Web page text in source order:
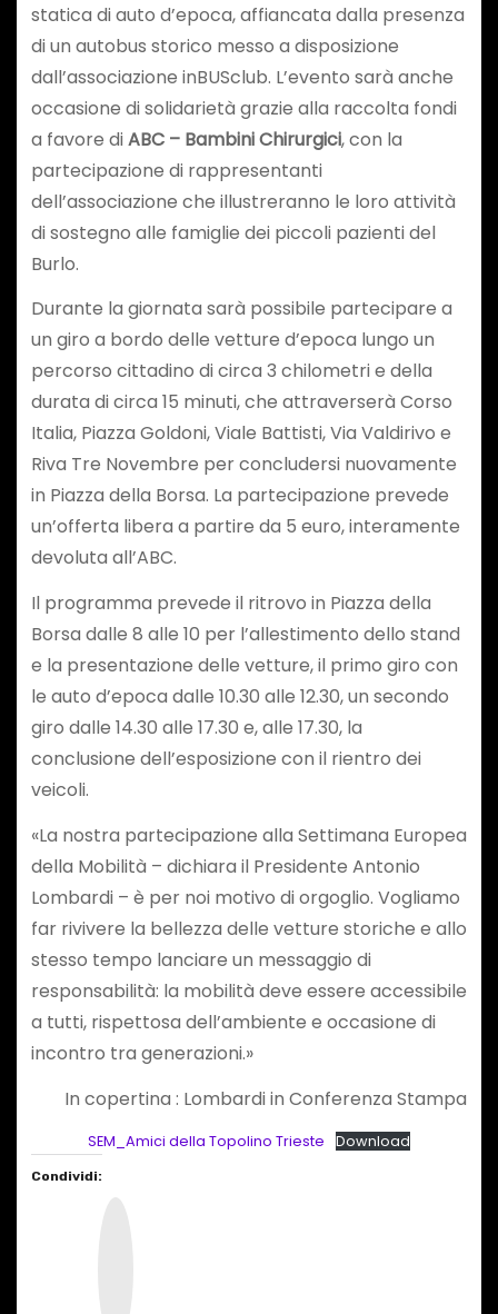
statica di auto d’epoca, affiancata dalla presenza
di un autobus storico messo a disposizione
dall’associazione inBUSclub. L’evento sarà anche
occasione di solidarietà grazie alla raccolta fondi
a favore diABC – Bambini Chirurgici, con la
partecipazione di rappresentanti
dell’associazione che illustreranno le loro attività
di sostegno alle famiglie dei piccoli pazienti del
Burlo.
Durante la giornata sarà possibile partecipare a
un giro a bordo delle vetture d’epoca lungo un
percorso cittadino di circa 3 chilometri e della
durata di circa 15 minuti, che attraverserà Corso
Italia, Piazza Goldoni, Viale Battisti, Via Valdirivo e
Riva Tre Novembre per concludersi nuovamente
in Piazza della Borsa. La partecipazione prevede
un’offerta libera a partire da 5 euro, interamente
devoluta all’ABC.
Il programma prevede il ritrovo in Piazza della
Borsa dalle 8 alle 10 per l’allestimento dello stand
e la presentazione delle vetture, il primo giro con
le auto d’epoca dalle 10.30 alle 12.30, un secondo
giro dalle 14.30 alle 17.30 e, alle 17.30, la
conclusione dell’esposizione con il rientro dei
veicoli.
«La nostra partecipazione alla Settimana Europea
della Mobilità – dichiara il Presidente Antonio
Lombardi – è per noi motivo di orgoglio. Vogliamo
far rivivere la bellezza delle vetture storiche e allo
stesso tempo lanciare un messaggio di
responsabilità: la mobilità deve essere accessibile
a tutti, rispettosa dell’ambiente e occasione di
incontro tra generazioni.»
In copertina : Lombardi in Conferenza Stampa
SEM_Amici della Topolino Trieste Download
Condividi: